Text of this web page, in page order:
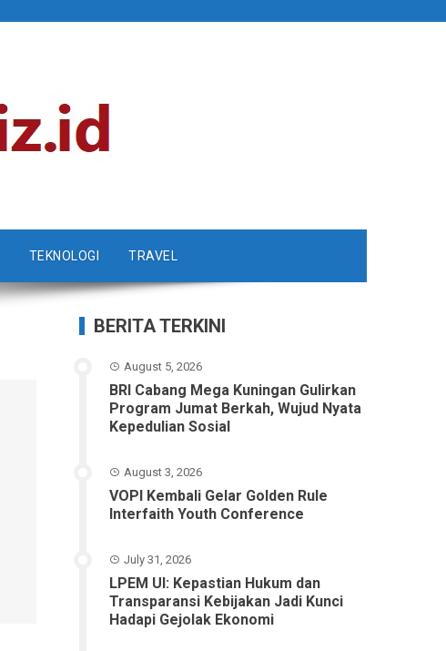
TEKNOLOGI TRAVEL
BERITA TERKINI
August 5, 2026
BRI Cabang Mega Kuningan Gulirkan
Program Jumat Berkah, Wujud Nyata
Kepedulian Sosial
August 3, 2026
VOPI Kembali Gelar Golden Rule
Interfaith Youth Conference
July 31, 2026
LPEM UI: Kepastian Hukum dan
Transparansi Kebijakan Jadi Kunci
Hadapi Gejolak Ekonomi